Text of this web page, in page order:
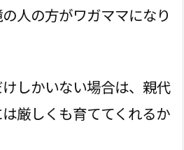
人の方がワガママになり
しかいない場合は、親代
厳しくも育ててくれるか